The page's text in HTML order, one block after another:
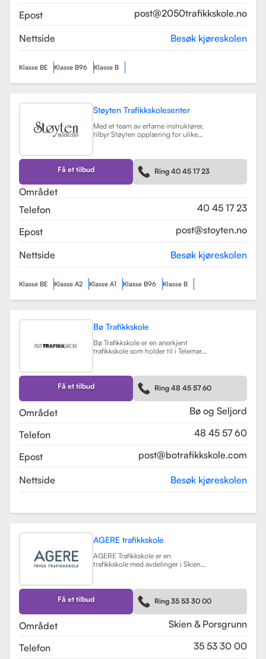
Epost
post@2050trafikkskole.no
Nettside Besøk kjøreskolen
Klasse BE Klasse B96 Klasse B
Støyten Trafikkskolesenter
Med et team av erfarne instruktører,
tilbyr Støyten opplæring for ulike
kurs som trafikalt grunnkurs og
mørkekjøring. Skolen er kjent for sin
fleksibilitet og tilpasning til elevenes
behov, noe som gjør
Få et tilbud Ring 40 45 17 23
Området
Telefon
40 45 17 23
Epost
post@stoyten.no
Nettside Besøk kjøreskolen
Klasse BE Klasse A2 Klasse A1 Klasse B96 Klasse B
Bø Trafikkskole
Bø Trafikkskole er en anerkjent
trafikkskole som holder til i Telemark,
elever. Skolen tilbyr opplæring for
førerkort i klasse B, B96 og BE, samt
en rekke kurs som trafikalt
grunnkurs, mørkekjøring, førstehjelp
Få et tilbud Ring 48 45 57 60
Området
Bø og Seljord
Telefon
48 45 57 60
Epost
post@botrafikkskole.com
Nettside Besøk kjøreskolen
AGERE trafikkskole
AGERE Trafikkskole er en
trafikkskole med avdelinger i Skien
førerkortklasser, fra moped til buss
og lastebil. Skolen har som mål å gi
elevene de nødvendige ferdighetene
og holdningene for å bli trygge og
kompetente sjåfører, med et fokus
på nullvisjonen om ingen drepte
Få et tilbud Ring 35 53 30 00
Området
Skien & Porsgrunn
Telefon
35 53 30 00